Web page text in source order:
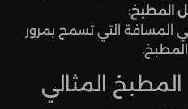
المطبخ:
سم، وهي المسافة التي تسمح بمرور
المثالي